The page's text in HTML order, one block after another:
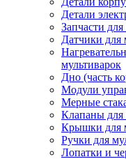
Детали
Запчасти
Датчики для
мультиварок
Дно (часть
Модули
Мерные
Клапаны для
Крышки для
Ручки для
Лопатки и